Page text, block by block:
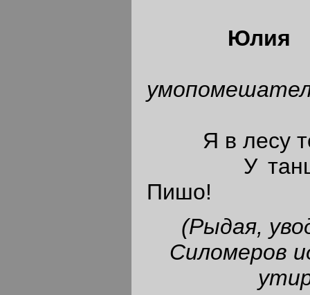
Юлия
Я в лесу
У
Пишо!
(Рыдая,
Силомеров